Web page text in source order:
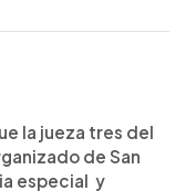
la jueza tres del
de San
especial y